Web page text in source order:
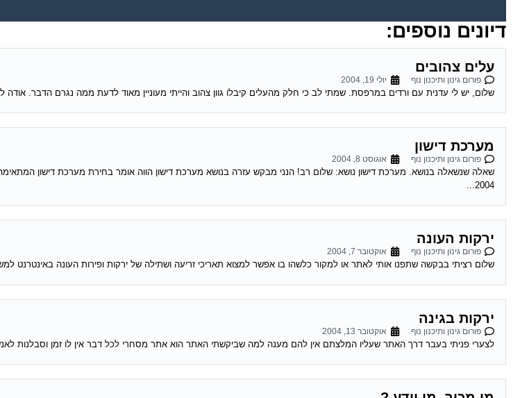
דיונים נוספים:
עלים צהובים
פורום גינון ותיכנון נוף יולי 19, 2004
שלום, יש לי עדנית עם ורדים במרפסת. שמתי לב כי חלק מהעלים קיבלו גוון צהוב והייתי מעוניין מאוד לדעת ממה נגרם הדבר. אודה
מערכת דישון
פורום גינון ותיכנון נוף אוגוסט 8, 2004
2004...
ירקות העונה
פורום גינון ותיכנון נוף אוקטובר 7, 2004
שלום רציתי בבקשה שתפנו אותי לאתר או למקור כלשהו בו אפשר למצוא תאריכי זריעה ושתילה של ירקות ופירות העונה באינטרנט
ירקות בגינה
פורום גינון ותיכנון נוף אוקטובר 13, 2004
לצערי פניתי בעבר דרך האתר שעליו המלצתם אין להם מענה למה שביקשתי האתר הוא אתר מסחרי לכל דבר אין לו זמן וסבלנות